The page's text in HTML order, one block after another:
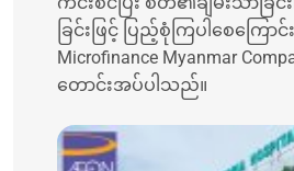
ခြင်းဖြင့် ပြည့်စုံကြပါစေကြောင်း
Microfinance Myanmar
တောင်းအပ်ပါသည်။